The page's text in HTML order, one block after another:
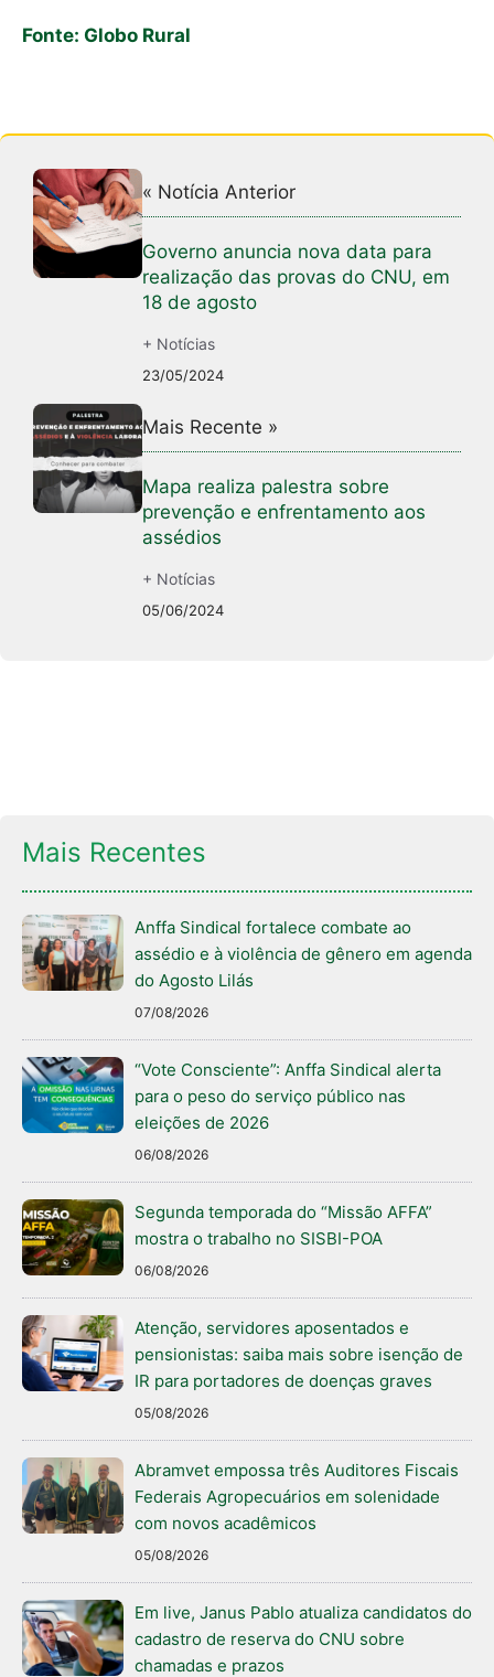
Fonte: Globo Rural
« Notícia Anterior
Governo anuncia nova data para
realização das provas do CNU, em
18 de agosto
+ Notícias
23/05/2024
Mais Recente »
Mapa realiza palestra sobre
prevenção e enfrentamento aos
assédios
+ Notícias
05/06/2024
Mais Recentes
Anffa Sindical fortalece combate ao
assédio e à violência de gênero em agenda
do Agosto Lilás
07/08/2026
“Vote Consciente”: Anffa Sindical alerta
para o peso do serviço público nas
eleições de 2026
06/08/2026
Segunda temporada do “Missão AFFA”
mostra o trabalho no SISBI-POA
06/08/2026
Atenção, servidores aposentados e
pensionistas: saiba mais sobre isenção de
IR para portadores de doenças graves
05/08/2026
Abramvet empossa três Auditores Fiscais
Federais Agropecuários em solenidade
com novos acadêmicos
05/08/2026
Em live, Janus Pablo atualiza candidatos do
cadastro de reserva do CNU sobre
chamadas e prazos